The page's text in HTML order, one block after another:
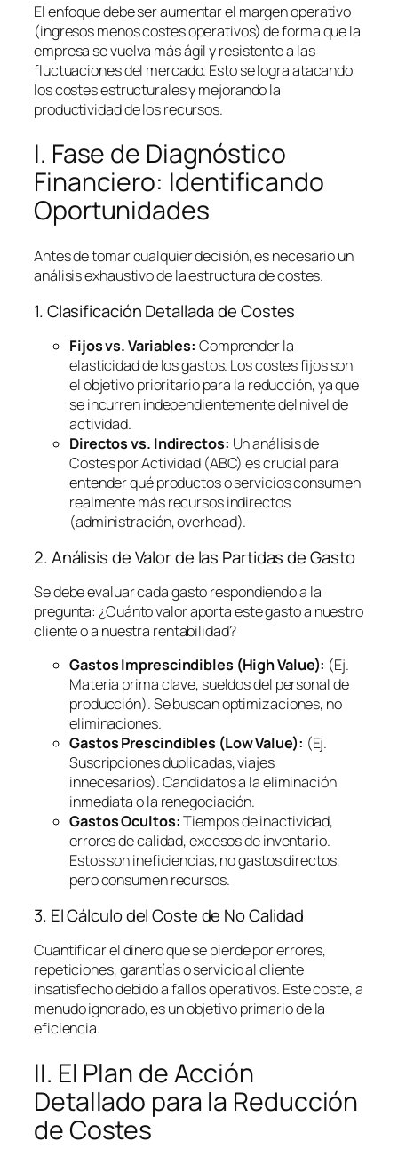
El enfoque debe ser aumentar el margen operativo
(ingresos menos costes operativos) de forma que la
empresa se vuelva más ágil y resistente a las
fluctuaciones del mercado. Esto se logra atacando
los costes estructurales y mejorando la
productividad de los recursos.
I. Fase de Diagnóstico
Financiero: Identificando
Oportunidades
Antes de tomar cualquier decisión, es necesario un
análisis exhaustivo de la estructura de costes.
1. Clasificación Detallada de Costes
Fijos vs. Variables: Comprender la
elasticidad de los gastos. Los costes fijos son
el objetivo prioritario para la reducción, ya que
se incurren independientemente del nivel de
actividad.
Directos vs. Indirectos: Un análisis de
Costes por Actividad (ABC) es crucial para
entender qué productos o servicios consumen
realmente más recursos indirectos
(administración,overhead).
2. Análisis de Valor de las Partidas de Gasto
Se debe evaluar cada gasto respondiendo a la
pregunta: ¿Cuánto valor aporta este gasto a nuestro
cliente o a nuestra rentabilidad?
Gastos Imprescindibles (High Value): (Ej.
Materia prima clave, sueldos del personal de
producción). Se buscan optimizaciones, no
eliminaciones.
Gastos Prescindibles (Low Value): (Ej.
Suscripciones duplicadas, viajes
innecesarios). Candidatos a la eliminación
inmediata o la renegociación.
Gastos Ocultos:Tiempos de inactividad,
errores de calidad, excesos de inventario.
Estos son ineficiencias, no gastos directos,
pero consumen recursos.
3. El Cálculo del Coste de No Calidad
Cuantificar el dinero que se pierde por errores,
repeticiones, garantías o servicio al cliente
insatisfecho debido a fallos operativos. Este coste, a
menudo ignorado, es un objetivo primario de la
eficiencia.
II. El Plan de Acción
Detallado para la Reducción
de Costes